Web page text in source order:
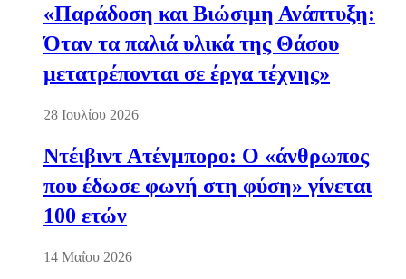
«Παράδοση και Βιώσιμη Ανάπτυξη:
Όταν τα παλιά υλικά της Θάσου
μετατρέπονται σε έργα τέχνης»
28 Ιουλίου 2026
Ντέιβιντ Ατένμπορο: Ο «άνθρωπος
που έδωσε φωνή στη φύση» γίνεται
100 ετών
14 Μαΐου 2026